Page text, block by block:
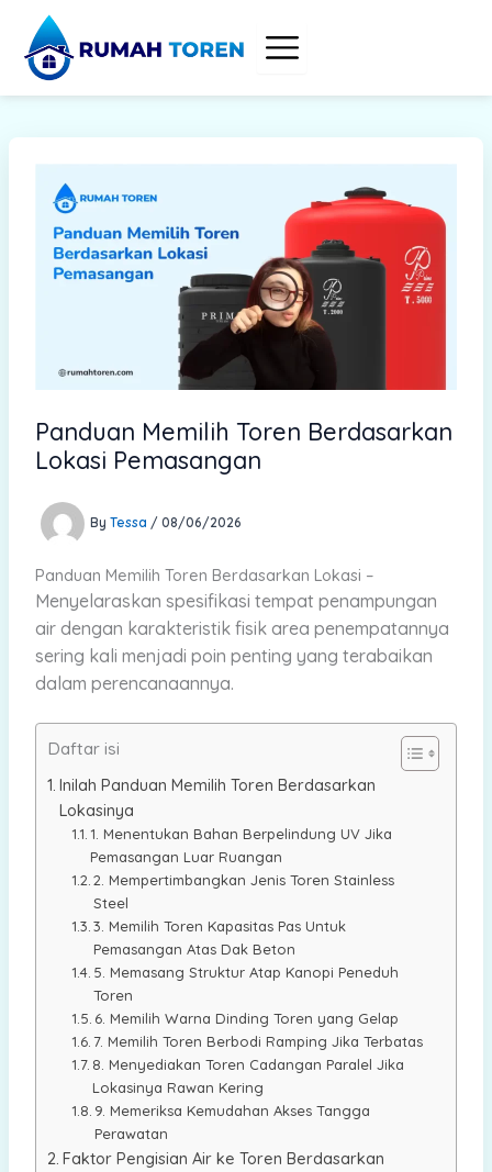
content
Panduan Memilih Toren Berdasarkan
Lokasi Pemasangan
By Tessa / 08/06/2026
Panduan Memilih Toren Berdasarkan Lokasi –
Menyelaraskan spesifikasi tempat penampungan
air dengan karakteristik fisik area penempatannya
sering kali menjadi poin penting yang terabaikan
dalam perencanaannya.
Daftar isi
Inilah Panduan Memilih Toren Berdasarkan
Lokasinya
1. Menentukan Bahan Berpelindung UV Jika
Pemasangan Luar Ruangan
2. Mempertimbangkan Jenis Toren Stainless
Steel
3. Memilih Toren Kapasitas Pas Untuk
Pemasangan Atas Dak Beton
5. Memasang Struktur Atap Kanopi Peneduh
Toren
6. Memilih Warna Dinding Toren yang Gelap
7. Memilih Toren Berbodi Ramping Jika Terbatas
8. Menyediakan Toren Cadangan Paralel Jika
Lokasinya Rawan Kering
9. Memeriksa Kemudahan Akses Tangga
Perawatan
Faktor Pengisian Air ke Toren Berdasarkan
e
a
r
c